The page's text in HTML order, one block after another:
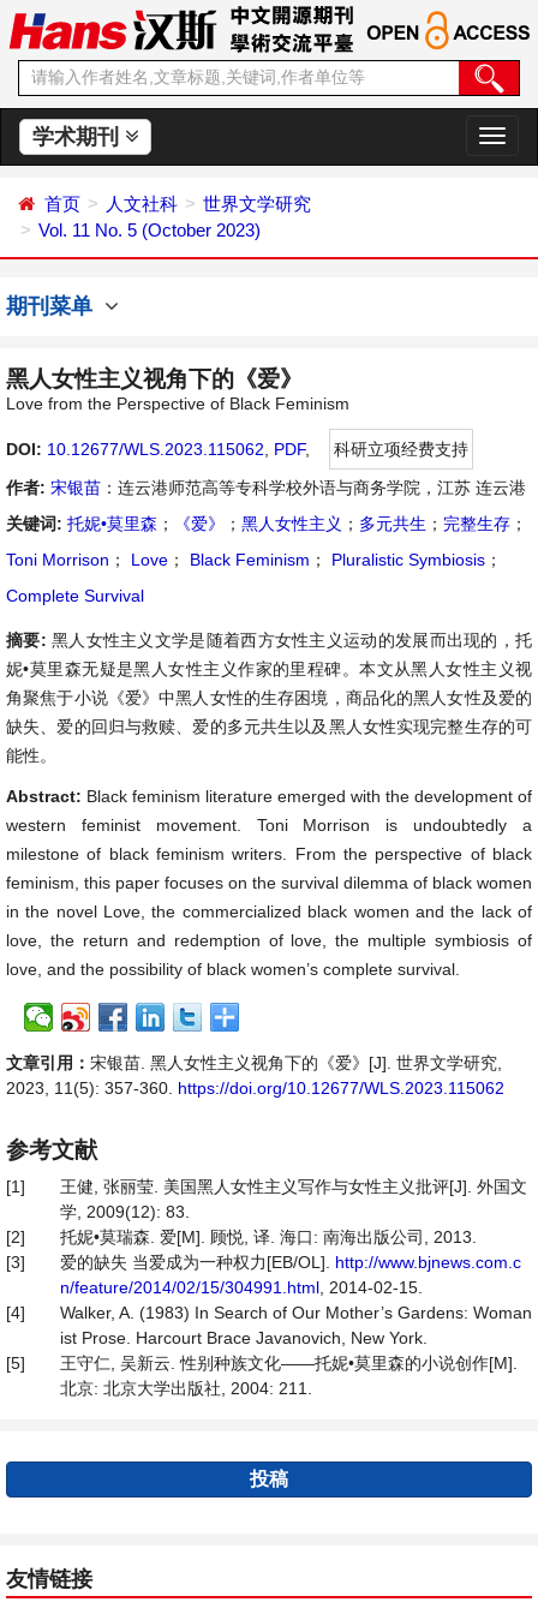
学术期刊
切
换
首页 人文社科
世界文学研究
Vol. 11 No. 5 (October 2023)
期刊菜单
黑人女性主义视角下的《爱》
Love from the Perspective of Black Feminism
DOI: 10.12677/WLS.2023.115062 PDF,
科研立项经费支持
作者: 宋银苗 ：连云港师范高等专科学校外语与商务学院，江苏 连云港
关键词: 托妮•莫里森 ； 《爱》 ； 黑人女性主义 ； 多元共生 ； 完整生存 ；
Toni Morrison ； Love ； Black Feminism ； Pluralistic Symbiosis ；
Complete Survival
摘要: 黑人女性主义文学是随着西方女性主义运动的发展而出现的，托
妮•莫里森无疑是黑人女性主义作家的里程碑。本文从黑人女性主义视
角聚焦于小说《爱》中黑人女性的生存困境，商品化的黑人女性及爱的
缺失、爱的回归与救赎、爱的多元共生以及黑人女性实现完整生存的可
能性。
Abstract: Black feminism literature emerged with the development of
western feminist movement. Toni Morrison is undoubtedly a
milestone of black feminism writers. From the perspective of black
feminism, this paper focuses on the survival dilemma of black women
in the novel Love, the commercialized black women and the lack of
love, the return and redemption of love, the multiple symbiosis of
love, and the possibility of black women’s complete survival.
文章引用： 宋银苗. 黑人女性主义视角下的《爱》[J]. 世界文学研究,
2023, 11(5): 357-360. https://doi.org/10.12677/WLS.2023.115062
参考文献
[1]
王健, 张丽莹. 美国黑人女性主义写作与女性主义批评[J]. 外国文
学, 2009(12): 83.
[2]
托妮•莫瑞森. 爱[M]. 顾悦, 译. 海口: 南海出版公司, 2013.
[3]
爱的缺失 当爱成为一种权力[EB/OL]. http://www.bjnews.com.c
n/feature/2014/02/15/304991.html , 2014-02-15.
[4]
Walker, A. (1983) In Search of Our Mother’s Gardens: Woman
ist Prose. Harcourt Brace Javanovich, New York.
[5]
王守仁, 吴新云. 性别种族文化——托妮•莫里森的小说创作[M].
北京: 北京大学出版社, 2004: 211.
投稿
友情链接